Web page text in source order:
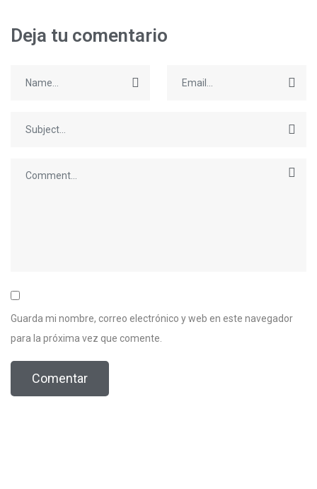
Deja tu comentario
Guarda mi nombre, correo electrónico y web en este navegador
para la próxima vez que comente.